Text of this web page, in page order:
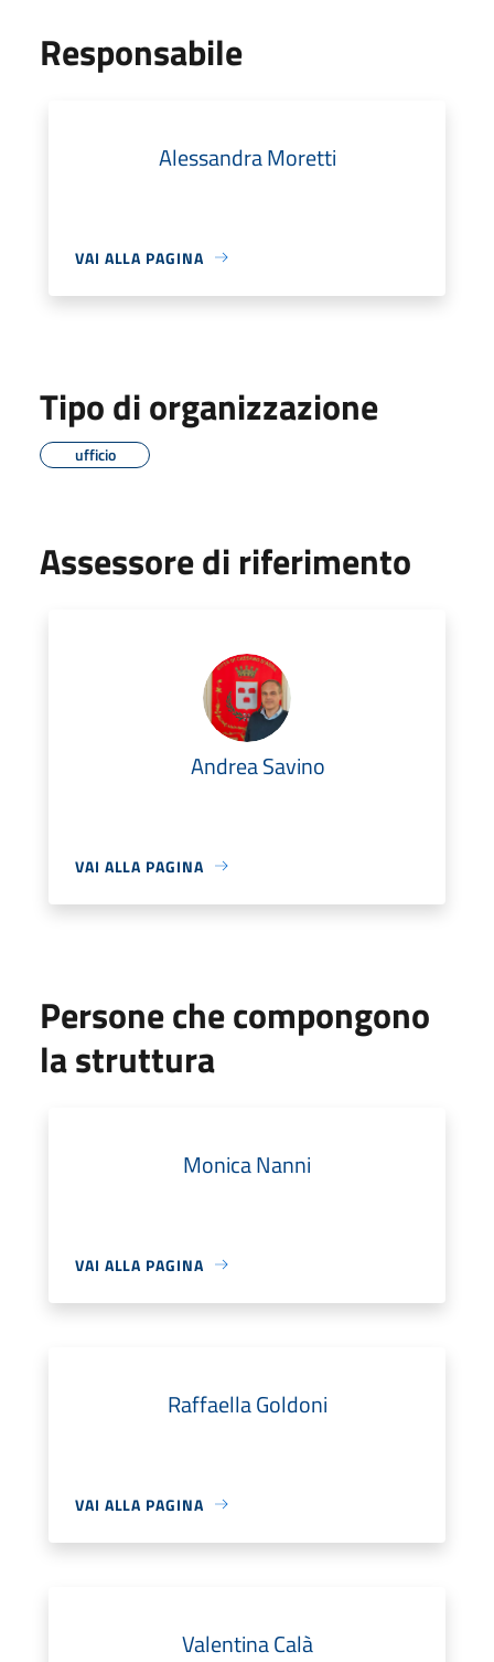
Responsabile
Alessandra Moretti
VAI ALLA PAGINA
Tipo di organizzazione
ufficio
Assessore di riferimento
Andrea Savino
VAI ALLA PAGINA
Persone che compongono
la struttura
Monica Nanni
VAI ALLA PAGINA
Raffaella Goldoni
VAI ALLA PAGINA
Valentina Calà